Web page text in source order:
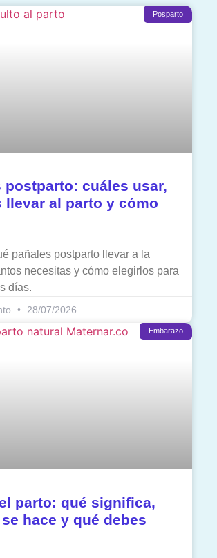
Posparto
postparto: cuáles usar,
llevar al parto y cómo
pañales postparto llevar a la
necesitas y cómo elegirlos para
días.
28/07/2026
Embarazo
parto: qué significa,
hace y qué debes